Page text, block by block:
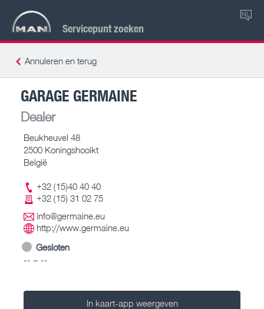
Servicepunt zoeken
NL
Annuleren en terug
GARAGE GERMAINE
Dealer
Beukheuvel 48
2500 Koningshooikt
België
+32 (15)40 40 40
+32 (15) 31 02 75
info@germaine.eu
http://www.germaine.eu
Gesloten
-- – --
In kaart-app weergeven